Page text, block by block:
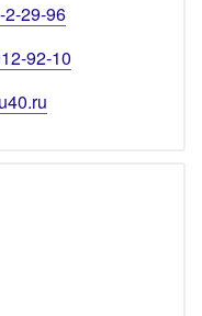
29-96
92-10